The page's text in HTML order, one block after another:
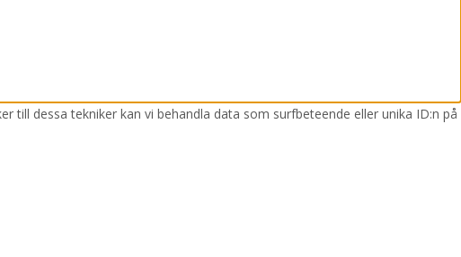
dessa tekniker kan vi behandla data som surfbeteende eller unika ID:n på